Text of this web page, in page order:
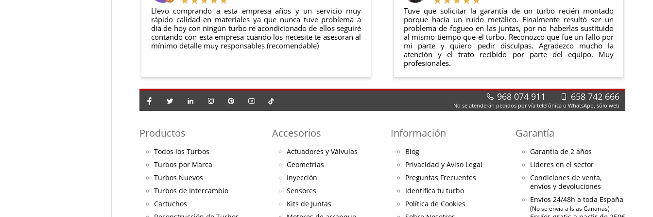
Llevo comprando a esta empresa años y un servicio muy
rápido calidad en materiales ya que nunca tuve problema a
día de hoy con ningún turbo re acondicionado de ellos seguiré
contando con esta empresa cuando los necesite te asesoran al
mínimo detalle muy responsables (recomendable)
Tuve que solicitar la garantía de un turbo recién montado
porque hacía un ruido metálico. Finalmente resultó ser un
problema de fogueo en las juntas, por no haberlas sustituido
al mismo tiempo que el turbo. Reconozco que fue un fallo por
mi parte y quiero pedir disculpas. Agradezco mucho la
atención y el trato recibido por parte del equipo. Muy
profesionales.
968 074 911 658 742 666
No se atenderán pedidos por vía telefónica o WhatsApp, sólo web
Productos
Todos los Turbos
Turbos por Marca
Turbos Nuevos
Turbos de Intercambio
Cartuchos
Accesorios
Actuadores y Válvulas
Geometrías
Inyección
Sensores
Kits de Juntas
Información
Blog
Privacidad y Aviso Legal
Preguntas Frecuentes
Identifica tu turbo
Política de Cookies
Garantía
Garantía de 2 años
Líderes en el sector
Condiciones de venta,
envíos y devoluciones
Envíos 24/48h a toda España
(No se envía a Islas Canarias)